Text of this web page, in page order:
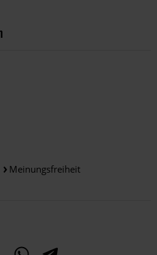
Meinungsfreiheit